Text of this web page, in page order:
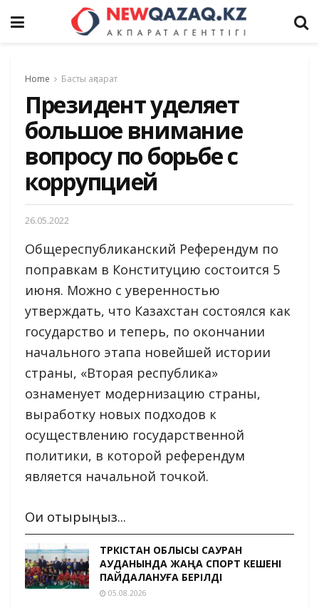
Home Басты ақпарат
Президент уделяет
большое внимание
вопросу по борьбе с
коррупцией
26.05.2022
Общереспубликанский Референдум по
поправкам в Конституцию состоится 5
июня. Можно с уверенностью
утверждать, что Казахстан состоялся как
государство и теперь, по окончании
начального этапа новейшей истории
страны, «Вторая республика»
ознаменует модернизацию страны,
выработку новых подходов к
осуществлению государственной
политики, в которой референдум
является начальной точкой.
Оқи отырыңыз...
ТҮРКІСТАН ОБЛЫСЫ САУРАН
АУДАНЫНДА ЖАҢА СПОРТ КЕШЕНІ
ПАЙДАЛАНУҒА БЕРІЛДІ
05.08.2026